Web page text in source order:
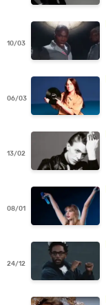
10/03
06/03
13/02
08/01
24/12